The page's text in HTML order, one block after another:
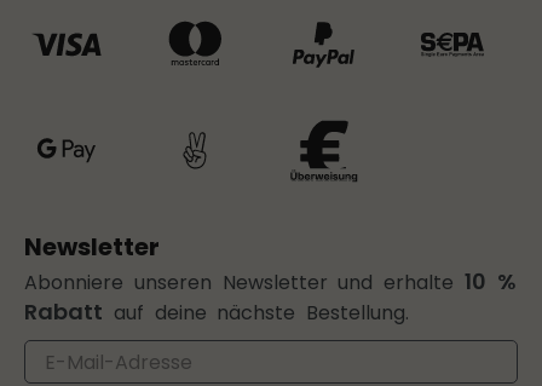
Newsletter
Abonniere unseren Newsletter und erhalte 10 %
Rabatt auf deine nächste Bestellung.
Email